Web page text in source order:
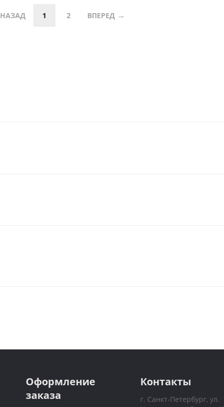
НАЗАД 1 2 ВПЕРЕД
Оформление
заказа
Контакты
г. Санкт-Петербург, ул.